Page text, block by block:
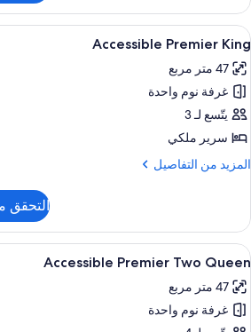
Two
Bedroom
Penthouse
Suite
استعراض
جميع
صور
Accessible
Premier
King
أغطية
4
Accessible Premier King
47 متر مربع
غرفة نوم واحدة
يتّسع لـ 3
سرير ملكي
المزيد من التفاصيل
المزيد
Accessible
Premier
King
التحقق
استعراض
جميع
صور
Accessible
أغطية
4
Accessible Premier Two Queen
47 متر مربع
غرفة نوم واحدة